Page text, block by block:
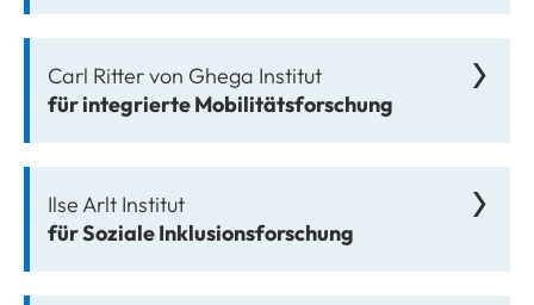
Carl Ritter von Ghega Institut
für integrierte Mobilitätsforschung
Ilse Arlt Institut
für Soziale Inklusionsforschung